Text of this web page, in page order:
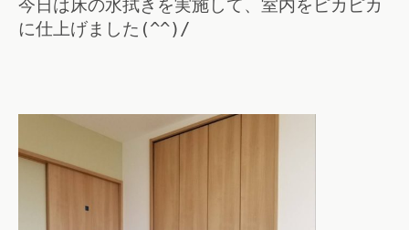
今日は床の水拭きを実施して、室内をピカピカ
に仕上げました(^^)/